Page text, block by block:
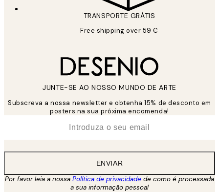
TRANSPORTE GRÁTIS
Free shipping over 59 €
JUNTE-SE AO NOSSO MUNDO DE ARTE
Subscreva a nossa newsletter e obtenha 15% de desconto em
posters na sua próxima encomenda!
ENVIAR
Por favor leia a nossa Política de privacidade de como é processada
a sua informação pessoal